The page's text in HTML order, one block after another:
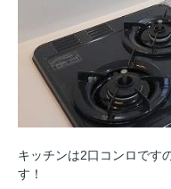
キッチンは2口コンロです
す！